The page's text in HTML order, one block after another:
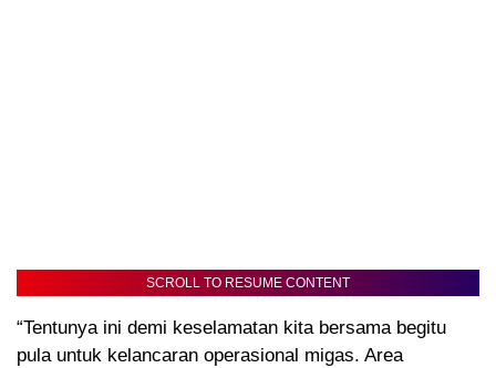
SCROLL TO RESUME CONTENT
“Tentunya ini demi keselamatan kita bersama begitu
pula untuk kelancaran operasional migas. Area